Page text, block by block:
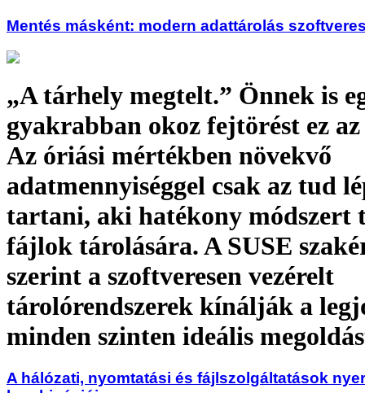
Mentés másként: modern adattárolás
„A tárhely megtelt.” Önnek is
gyakrabban okoz fejtörést ez az
Az óriási mértékben növekvő
adatmennyiséggel csak az tud
tartani, aki hatékony módszert
fájlok tárolására. A SUSE
szerint a szoftveresen vezérelt
tárolórendszerek kínálják a
minden szinten ideális
A hálózati, nyomtatási és fájlszolgáltatások